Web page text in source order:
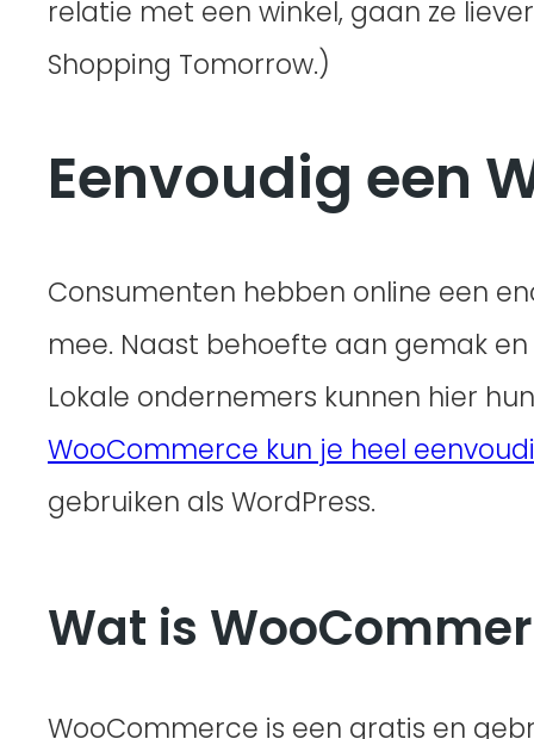
relatie met een winkel, gaan ze
Shopping Tomorrow.)
Eenvoudig een
Consumenten hebben online een
mee. Naast behoefte aan gemak
Lokale ondernemers kunnen hier
WooCommerce kun je heel
gebruiken als WordPress.
Wat is
WooCommerce is een gratis en